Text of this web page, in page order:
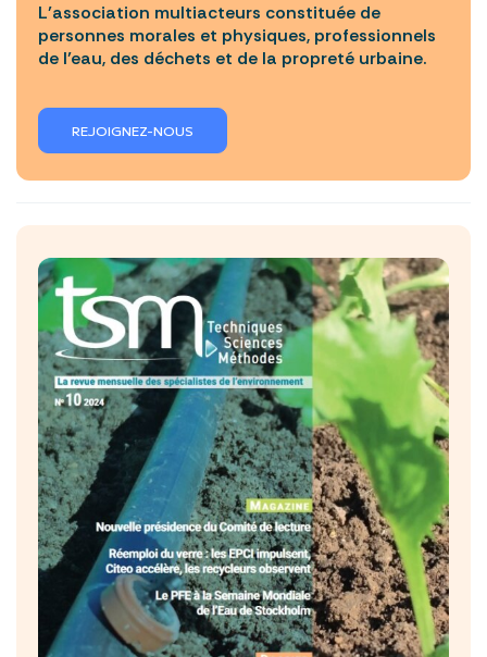
L’association multiacteurs constituée de
personnes morales et physiques, professionnels
de l’eau, des déchets et de la propreté urbaine.
REJOIGNEZ-NOUS